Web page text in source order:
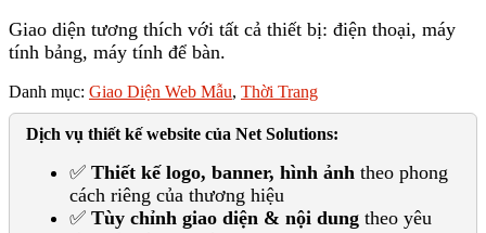
Giao diện tương thích với tất cả thiết bị: điện thoại, máy
tính bảng, máy tính để bàn.
Danh mục: Giao Diện Web Mẫu, Thời Trang
Dịch vụ thiết kế website của Net Solutions:
✅ Thiết kế logo, banner, hình ảnh theo phong
cách riêng của thương hiệu
✅ Tùy chỉnh giao diện & nội dung theo yêu